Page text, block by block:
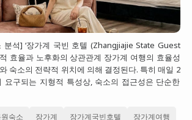
분석] ‘장가계 국빈 호텔 (Zhangjiajie State Guest
효율과 노후화의 상관관계 장가계 여행의 효율성
숙소의 전략적 위치에 의해 결정된다. 특히 매일 2
요구되는 지형적 특성상, 숙소의 접근성은 단순한
숙소 장가계 장가계국빈호텔 장가계여행